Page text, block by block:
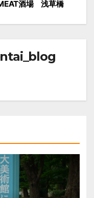
酒場 浅草橋